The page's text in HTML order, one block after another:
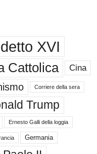
XVI
Cattolica Cina
Corriere della sera
Trump
Ernesto Galli della loggia
Germania